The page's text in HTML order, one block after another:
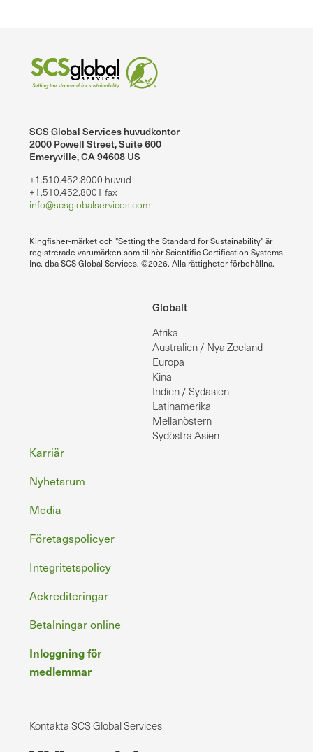
SCS Global Services huvudkontor
2000 Powell Street, Suite 600
Emeryville, CA 94608 US
+1.510.452.8000 huvud
+1.510.452.8001 fax
info@scsglobalservices.com
Kingfisher-märket och "Setting the Standard for Sustainability" är
registrerade varumärken som tillhör Scientific Certification Systems
Inc. dba SCS Global Services. ©2026. Alla rättigheter förbehållna.
Globalt
Afrika
Australien / Nya Zeeland
Europa
Kina
Indien / Sydasien
Latinamerika
Mellanöstern
Sydöstra Asien
Sidfot
Karriär
Nyhetsrum
Media
Företagspolicyer
Integritetspolicy
Ackrediteringar
Betalningar online
Inloggning för
medlemmar
Kontakta SCS Global Services